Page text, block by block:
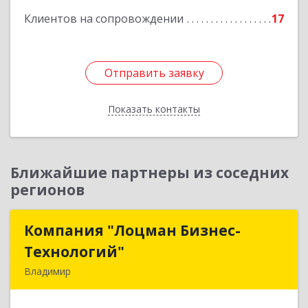
Клиентов на сопровождении 17
Отправить заявку
Показать контакты
Отправить заявку
Назад
Ближайшие партнеры из соседних
регионов
Компания "Лоцман Бизнес-
Технологий"
Владимир
Компания "Лоцман Бизнес-